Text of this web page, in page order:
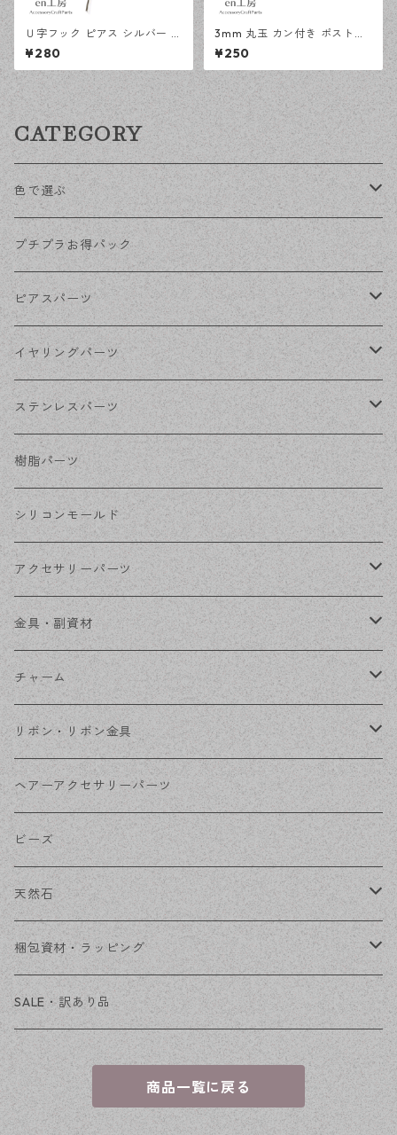
Ｕ字フック ピアス シルバー 1
00ピース 釣針型 大容量 プチ
プラパーツ 【en工房】
¥280
3mm 丸玉 カン付き ポストピ
アス シルバー 20ピース 金属
キャッチ ピアス 【en工房】
¥250
CATEGORY
色で選ぶ
KCゴールド
ゴールド
シルバー
ホワイトシルバー
ステンレス・シルバー
ステンレス・ゴールド
プチプラお得パック
ピアスパーツ
ポストピアス
フックピアス
その他ピアス
イヤリングパーツ
ネジばねイヤリング
クリップイヤリング
ノンホールピアス
ステンレスパーツ
ステンレスピアス
ステンレスイヤリング
ステンレスチェーン
ステンレス金具
樹脂パーツ
シリコンモールド
アクセサリーパーツ
デザイン丸カン
フレーム
コネクター
その他
金具・副資材
丸カン
ピン類
花座・ビーズキャップ
チェーン
その他
チャーム
金属
アクリル・プラ
ファーボール
リボン・リボン金具
リボン
リボン金具
ヘアーアクセサリーパーツ
ビーズ
天然石
穴あき
穴なし
梱包資材・ラッピング
発送ボックス
アクセサリー台紙
OPP袋
SALE・訳あり品
商品一覧に戻る